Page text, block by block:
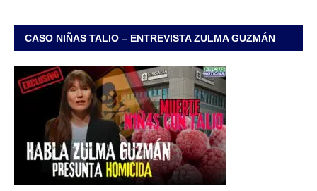
CASO NIÑAS TALIO – ENTREVISTA ZULMA GUZMÁN